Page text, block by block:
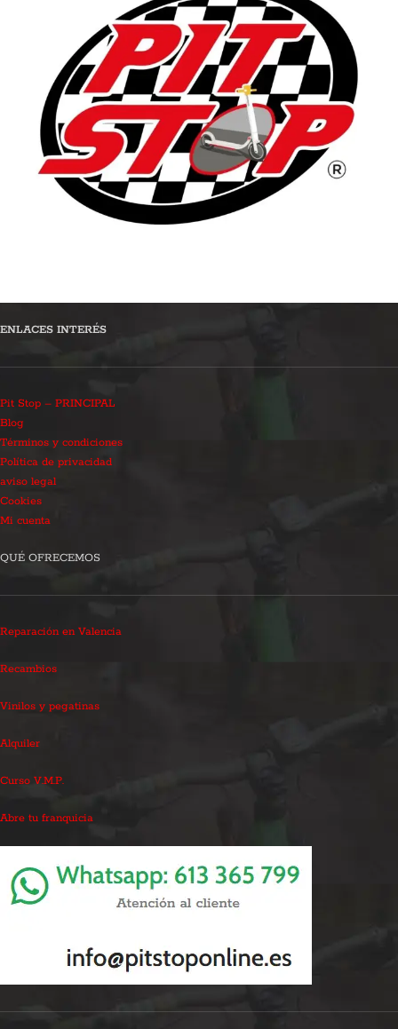
ENLACES INTERÉS
Pit Stop – PRINCIPAL
Blog
Términos y condiciones
Política de privacidad
aviso legal
Cookies
Mi cuenta
QUÉ OFRECEMOS
Reparación en Valencia
Recambios
Vinilos y pegatinas
Alquiler
Curso V.M.P.
Abre tu franquicia